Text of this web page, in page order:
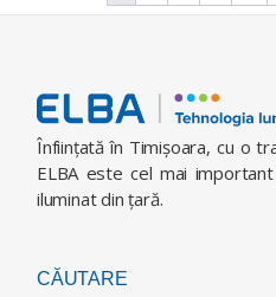
Înfiinţată în Timişoara, cu o
ELBA este cel mai
iluminat din ţară.
CĂUTARE